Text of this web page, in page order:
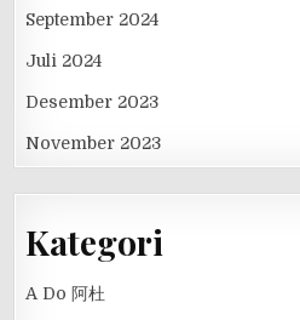
September 2024
Juli 2024
Desember 2023
November 2023
Kategori
A Do 阿杜